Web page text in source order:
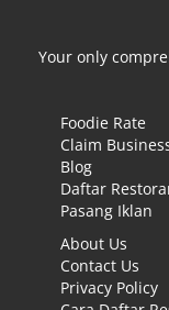
Your only
Foodie Rate
Claim
Blog
Daftar
Pasang Iklan
About Us
Contact Us
Privacy Policy